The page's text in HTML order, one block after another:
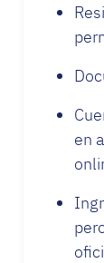
en